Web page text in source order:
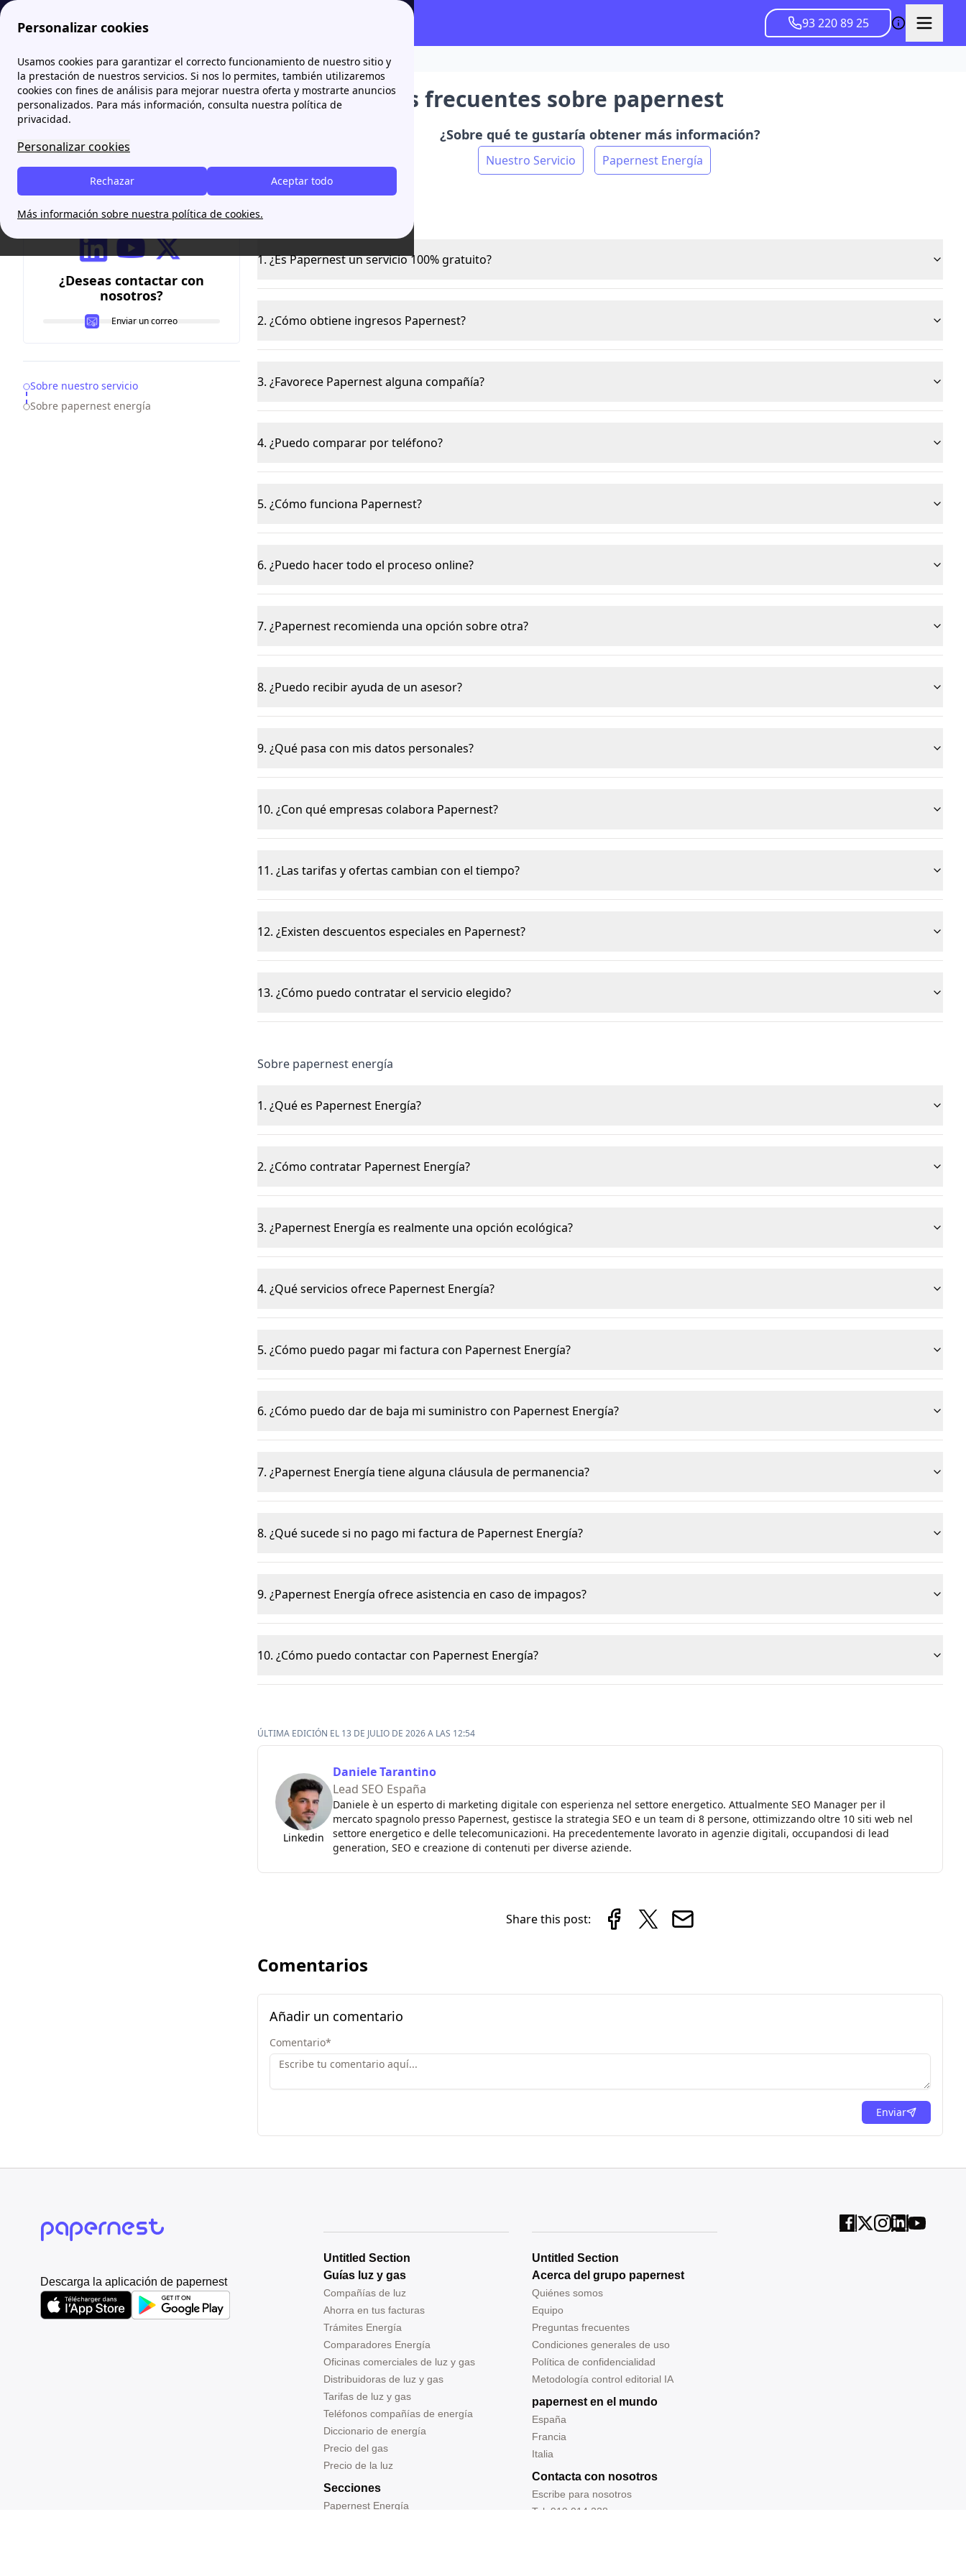
Personalizar cookies
Usamos cookies para garantizar el correcto funcionamiento de nuestro sitio y
la prestación de nuestros servicios. Si nos lo permites, también utilizaremos
cookies con fines de análisis para mejorar nuestra oferta y mostrarte anuncios
personalizados. Para más información, consulta nuestra política de
privacidad.
Personalizar cookies
Aceptar todo
Rechazar
Más información sobre nuestra política de cookies.
93 220 89 25
Papernest.es Preguntas más frecuentes sobre papernest
Síguenos
¿Deseas contactar con
nosotros?
Enviar un correo
Table of Contents
Sobre nuestro servicio
Sobre papernest energía
Preguntas más frecuentes sobre papernest
¿Sobre qué te gustaría obtener más información?
Nuestro Servicio Papernest Energía
Sobre nuestro servicio
1. ¿Es Papernest un servicio 100% gratuito?
2. ¿Cómo obtiene ingresos Papernest?
3. ¿Favorece Papernest alguna compañía?
4. ¿Puedo comparar por teléfono?
5. ¿Cómo funciona Papernest?
6. ¿Puedo hacer todo el proceso online?
7. ¿Papernest recomienda una opción sobre otra?
8. ¿Puedo recibir ayuda de un asesor?
9. ¿Qué pasa con mis datos personales?
10. ¿Con qué empresas colabora Papernest?
11. ¿Las tarifas y ofertas cambian con el tiempo?
12. ¿Existen descuentos especiales en Papernest?
13. ¿Cómo puedo contratar el servicio elegido?
Sobre papernest energía
1. ¿Qué es Papernest Energía?
2. ¿Cómo contratar Papernest Energía?
3. ¿Papernest Energía es realmente una opción ecológica?
4. ¿Qué servicios ofrece Papernest Energía?
5. ¿Cómo puedo pagar mi factura con Papernest Energía?
6. ¿Cómo puedo dar de baja mi suministro con Papernest Energía?
7. ¿Papernest Energía tiene alguna cláusula de permanencia?
8. ¿Qué sucede si no pago mi factura de Papernest Energía?
9. ¿Papernest Energía ofrece asistencia en caso de impagos?
10. ¿Cómo puedo contactar con Papernest Energía?
ÚLTIMA EDICIÓN EL 13 DE JULIO DE 2026 A LAS 12:54
Linkedin
Daniele Tarantino
Lead SEO España
Daniele è un esperto di marketing digitale con esperienza nel settore energetico. Attualmente SEO Manager per il
mercato spagnolo presso Papernest, gestisce la strategia SEO e un team di 8 persone, ottimizzando oltre 10 siti web nel
settore energetico e delle telecomunicazioni. Ha precedentemente lavorato in agenzie digitali, occupandosi di lead
generation, SEO e creazione di contenuti per diverse aziende.
Share this post:
Comentarios
Añadir un comentario
Comentario*
Enviar
Descarga la aplicación de papernest
Untitled Section
Guías luz y gas
Compañías de luz
Ahorra en tus facturas
Trámites Energía
Comparadores Energía
Oficinas comerciales de luz y gas
Distribuidoras de luz y gas
Tarifas de luz y gas
Teléfonos compañías de energía
Diccionario de energía
Precio del gas
Precio de la luz
Secciones
Papernest Energía
Untitled Section
Acerca del grupo papernest
Quiénes somos
Equipo
Preguntas frecuentes
Condiciones generales de uso
Política de confidencialidad
Metodología control editorial IA
papernest en el mundo
España
Francia
Italia
Contacta con nosotros
Escribe para nosotros
Tel: 919 014 228